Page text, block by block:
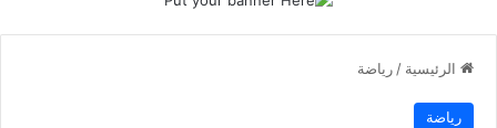
الرئيسية / رياضة
رياضة